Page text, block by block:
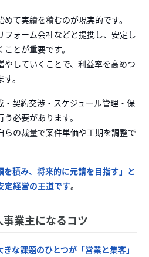
て実績を積むのが現実的です。
フォーム会社などと提携し、安定し
とが重要です。
やしていくことで、利益率を高めつ
。
契約交渉・スケジュール管理・保
必要があります。
らの裁量で案件単価や工期を調整で
を積み、将来的に元請を目指す」と
定経営の王道です。
業主になるコツ
な課題のひとつが「営業と集客」